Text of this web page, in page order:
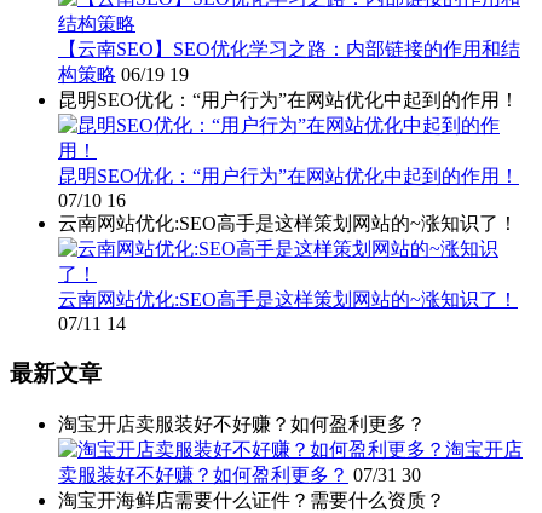
【云南SEO】SEO优化学习之路：内部链接的作用和结
构策略 06/19 19
昆明SEO优化：“用户行为”在网站优化中起到的作用！
昆明SEO优化：“用户行为”在网站优化中起到的作用！
07/10 16
云南网站优化:SEO高手是这样策划网站的~涨知识了！
云南网站优化:SEO高手是这样策划网站的~涨知识了！
07/11 14
最新文章
淘宝开店卖服装好不好赚？如何盈利更多？
淘宝开店
卖服装好不好赚？如何盈利更多？ 07/31 30
淘宝开海鲜店需要什么证件？需要什么资质？